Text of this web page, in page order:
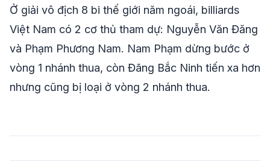
Ở giải vô địch 8 bi thế giới năm ngoái, billiards
Việt Nam có 2 cơ thủ tham dự: Nguyễn Văn Đăng
và Phạm Phương Nam. Nam Phạm dừng bước ở
vòng 1 nhánh thua, còn Đãng Bắc Ninh tiến xa hơn
nhưng cũng bị loại ở vòng 2 nhánh thua.